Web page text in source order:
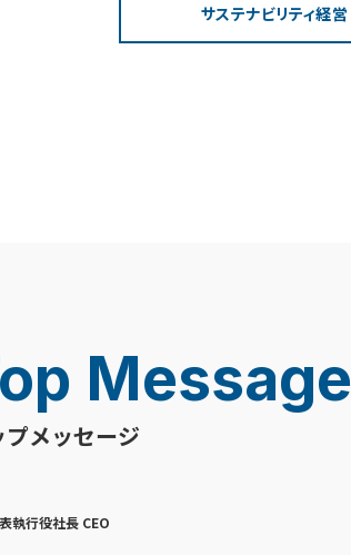
サステナビリティ経営
Message
プメッセージ
執行役社長 CEO